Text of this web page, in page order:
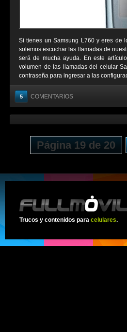
Si tienes un Samsung L760 y eres de
solemos escuchar las llamadas de
será de mucha ayuda. En este
volumen de las llamadas del celular
contraseña para ingresar a las
5 COMENTARIOS
Página 19 de 20
Trucos y contenidos para celulares.